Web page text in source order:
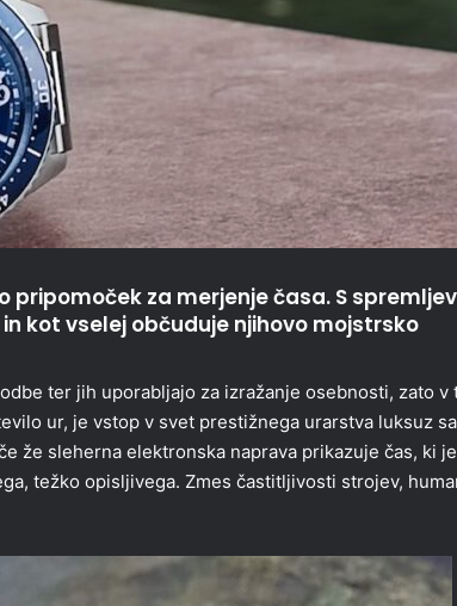
pripomoček za merjenje časa. S
kot vselej občuduje njihovo mojstrsko
ter jih uporabljajo za izražanje osebnosti, zato v
ur, je vstop v svet prestižnega urarstva luksuz
že sleherna elektronska naprava prikazuje čas, ki
težko opisljivega. Zmes častitljivosti strojev,